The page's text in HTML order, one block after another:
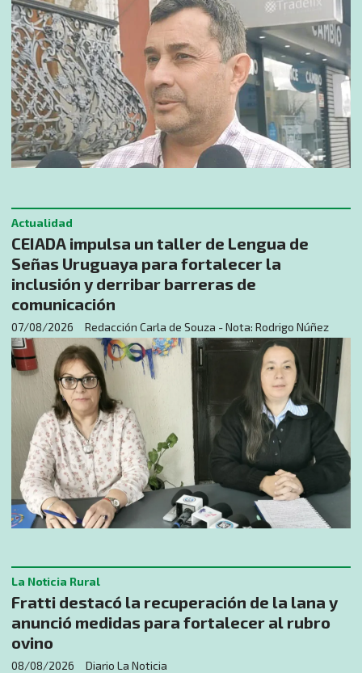
CEIADA impulsa un taller de Lengua de
Señas Uruguaya para fortalecer la
inclusión y derribar barreras de
comunicación
Redacción Carla de Souza - Nota: Rodrigo Núñez
Actualidad
07/08/2026
Fratti destacó la recuperación de la lana y
anunció medidas para fortalecer al rubro
ovino
Diario La Noticia
La Noticia Rural
08/08/2026